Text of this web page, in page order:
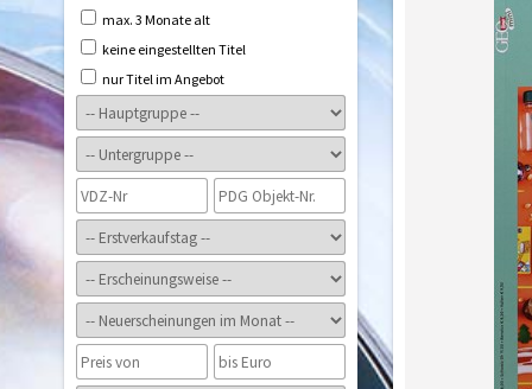
max. 3 Monate alt
keine eingestellten Titel
nur Titel im Angebot